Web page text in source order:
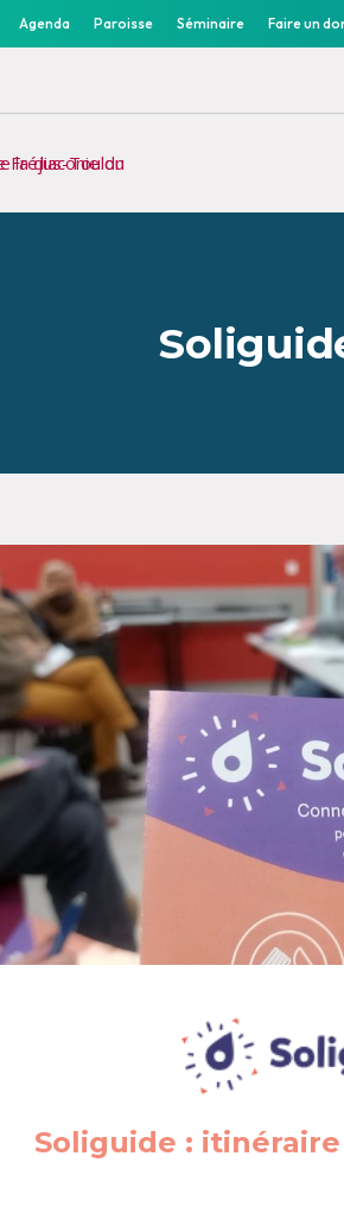
Agenda Paroisse Séminaire Faire un
Soliguide :